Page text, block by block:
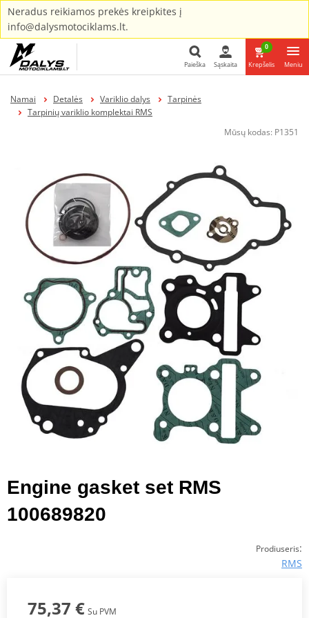
Neradus reikiamos prekės kreipkites į
info@dalysmotociklams.lt.
Paieška Sąskaita
0
Krepšelis Meniu
Namai Detalės Variklio dalys
Tarpinės
Tarpinių variklio komplektai RMS
Mūsų kodas: P1351
Engine gasket set RMS
100689820
Prodiuseris:
RMS
75,37 € Su PVM